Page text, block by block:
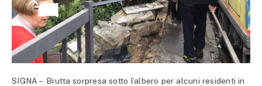
SIGNA – Brutta sorpresa sotto l’albero per alcuni residenti in